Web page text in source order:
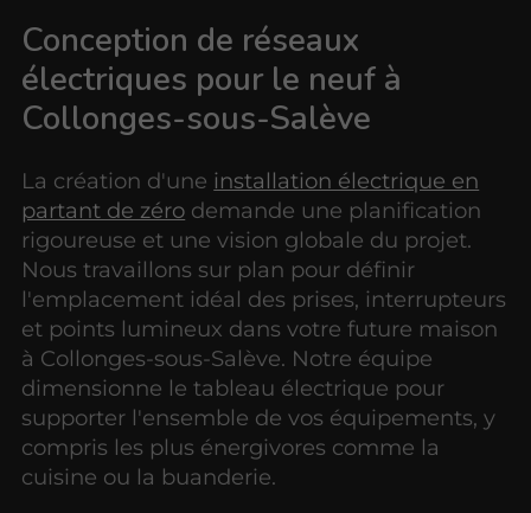
Conception de réseaux
électriques pour le neuf à
Collonges-sous-Salève
La création d'une installation électrique en
partant de zéro demande une planification
rigoureuse et une vision globale du projet.
Nous travaillons sur plan pour définir
l'emplacement idéal des prises, interrupteurs
et points lumineux dans votre future maison
à Collonges-sous-Salève. Notre équipe
dimensionne le tableau électrique pour
supporter l'ensemble de vos équipements, y
compris les plus énergivores comme la
cuisine ou la buanderie.